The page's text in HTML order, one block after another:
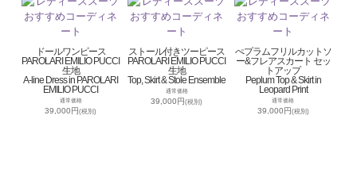
ドールワンピース
PAROLARI EMILIO PUCCI
生地
A-line Dress in PAROLARI
EMILIO PUCCI
通常価格
39,000円(税別)
ストール付きツーピース
PAROLARI EMILIO PUCCI
生地
Top, Skirt & Stole Ensemble
通常価格
39,000円(税別)
ぺプラムフリルカットソ
ー&フレアスカート セッ
トアップ
Peplum Top & Skirt in
Leopard Print
通常価格
39,000円(税別)